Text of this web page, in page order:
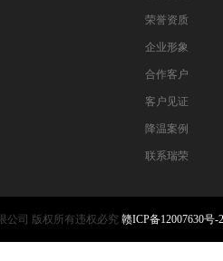
荣誉资质
企业形象
合作客户
客户见证
降温案例
联系瑞荣
公司 版权所有违权必究 赣ICP备12007630号-2